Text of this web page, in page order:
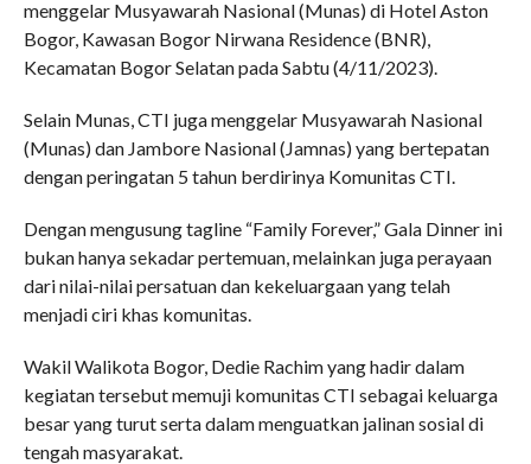
menggelar Musyawarah Nasional (Munas) di Hotel Aston
Bogor, Kawasan Bogor Nirwana Residence (BNR),
Kecamatan Bogor Selatan pada Sabtu (4/11/2023).
Selain Munas, CTI juga menggelar Musyawarah Nasional
(Munas) dan Jambore Nasional (Jamnas) yang bertepatan
dengan peringatan 5 tahun berdirinya Komunitas CTI.
Dengan mengusung tagline “Family Forever,” Gala Dinner ini
bukan hanya sekadar pertemuan, melainkan juga perayaan
dari nilai-nilai persatuan dan kekeluargaan yang telah
menjadi ciri khas komunitas.
Wakil Walikota Bogor, Dedie Rachim yang hadir dalam
kegiatan tersebut memuji komunitas CTI sebagai keluarga
besar yang turut serta dalam menguatkan jalinan sosial di
tengah masyarakat.